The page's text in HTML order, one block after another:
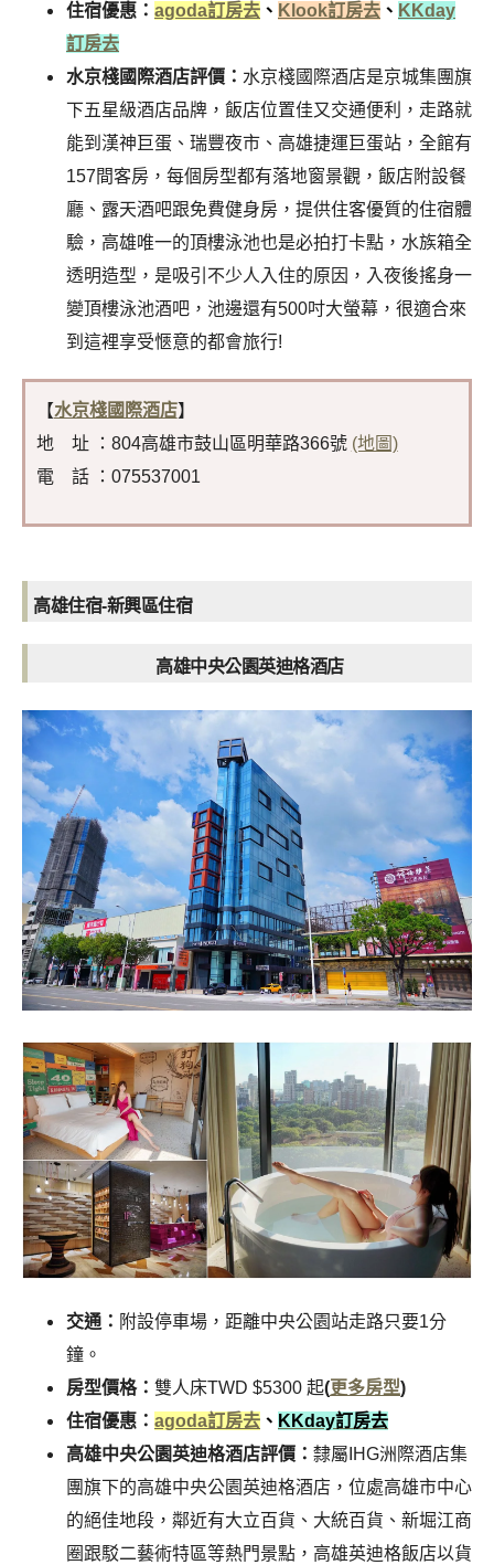
住宿優惠： agoda訂房去 、 Klook訂房去 、 KKday
訂房去
水京棧國際酒店評價： 水京棧國際酒店是京城集團旗
下五星級酒店品牌，飯店位置佳又交通便利，走路就
能到漢神巨蛋、瑞豐夜市、高雄捷運巨蛋站，全館有
157間客房，每個房型都有落地窗景觀，飯店附設餐
廳、露天酒吧跟免費健身房，提供住客優質的住宿體
驗，高雄唯一的頂樓泳池也是必拍打卡點，水族箱全
透明造型，是吸引不少人入住的原因，入夜後搖身一
變頂樓泳池酒吧，池邊還有500吋大螢幕，很適合來
到這裡享受愜意的都會旅行!
【水京棧國際酒店】
地 址 ：804高雄市鼓山區明華路366號 (地圖)
電 話 ：075537001
高雄住宿-新興區住宿
高雄中央公園英迪格酒店
交通： 附設停車場，距離中央公園站走路只要1分
鐘。
房型價格： 雙人床TWD $5300 起(更多房型)
住宿優惠： agoda訂房去 、 KKday訂房去
高雄中央公園英迪格酒店評價： 隸屬IHG洲際酒店集
團旗下的高雄中央公園英迪格酒店，位處高雄市中心
的絕佳地段，鄰近有大立百貨、大統百貨、新堀江商
圈跟駁二藝術特區等熱門景點，高雄英迪格飯店以貨